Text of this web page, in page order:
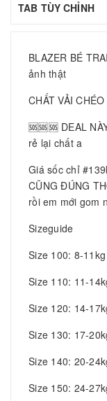
TAB TÙY CHỈNH
BLAZER BÉ
ảnh thật
CHẤT VẢI
🆘🆘🆘 DEAL
rẻ lại chất a
Giá sốc chỉ
CŨNG ĐÚNG
rồi em mới gom
Sizeguide
Size 100: 8-11kg
Size 110: 11-
Size 120: 14-
Size 130: 17-
Size 140: 20-
Size 150: 24-